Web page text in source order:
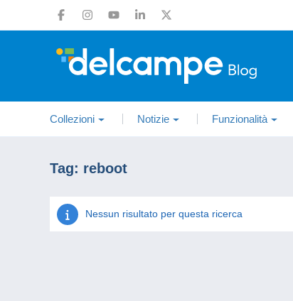
Collezioni Notizie Funzionalità
Tag: reboot
Nessun risultato per questa ricerca